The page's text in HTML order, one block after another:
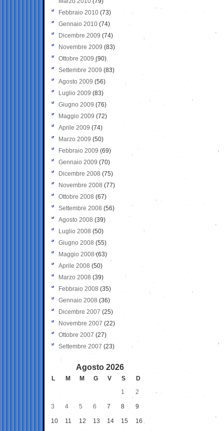
Febbraio 2010 (73)
Gennaio 2010 (74)
Dicembre 2009 (74)
Novembre 2009 (83)
Ottobre 2009 (90)
Settembre 2009 (83)
Agosto 2009 (56)
Luglio 2009 (83)
Giugno 2009 (76)
Maggio 2009 (72)
Aprile 2009 (74)
Marzo 2009 (50)
Febbraio 2009 (69)
Gennaio 2009 (70)
Dicembre 2008 (75)
Novembre 2008 (77)
Ottobre 2008 (67)
Settembre 2008 (56)
Agosto 2008 (39)
Luglio 2008 (50)
Giugno 2008 (55)
Maggio 2008(63)
Aprile 2008 (50)
Marzo 2008 (39)
Febbraio 2008 (35)
Gennaio 2008 (36)
Dicembre 2007 (25)
Novembre 2007 (22)
Ottobre 2007 (27)
Settembre 2007 (23)
Agosto 2026
L M M G V S
D
1
2
3 4 5 6 7 8 9
10 11 12 13 14 15 16